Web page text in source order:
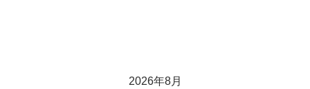
2026年8月